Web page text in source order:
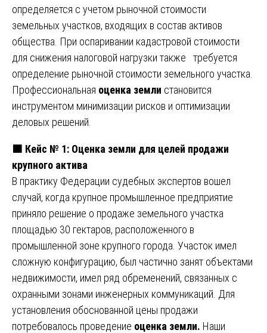
определяется с учетом рыночной стоимости
земельных участков, входящих в состав активов
общества. При оспаривании кадастровой стоимости
для снижения налоговой нагрузки также требуется
определение рыночной стоимости земельного участка.
Профессиональная оценка земли становится
инструментом минимизации рисков и оптимизации
деловых решений.
🟧 Кейс № 1: Оценка земли для целей продажи
крупного актива
В практику Федерации судебных экспертов вошел
случай, когда крупное промышленное предприятие
приняло решение о продаже земельного участка
площадью 30 гектаров, расположенного в
промышленной зоне крупного города. Участок имел
сложную конфигурацию, был частично занят объектами
недвижимости, имел ряд обременений, связанных с
охранными зонами инженерных коммуникаций. Для
установления обоснованной цены продажи
потребовалось проведение оценка земли. Наши